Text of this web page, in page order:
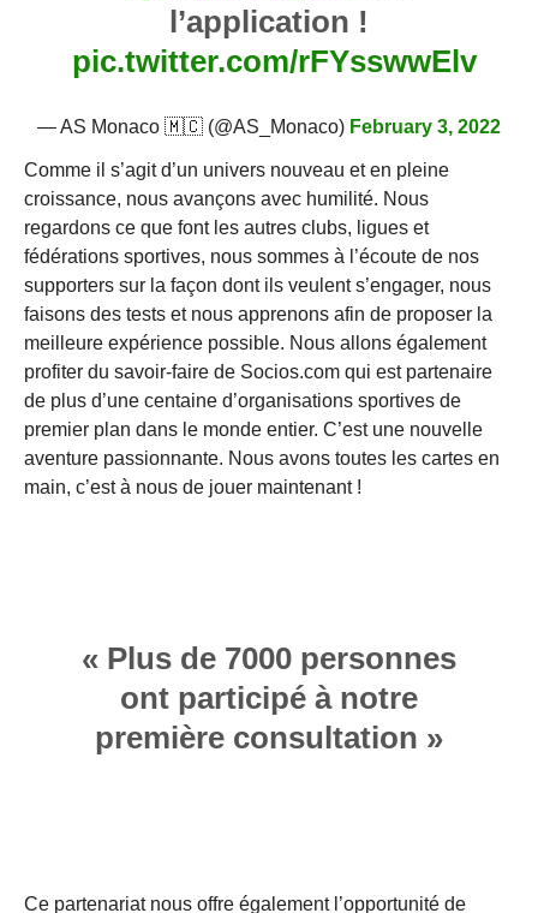
l’application !
pic.twitter.com/rFYsswwElv
— AS Monaco 🇲🇨 (@AS_Monaco) February 3, 2022
Comme il s’agit d’un univers nouveau et en pleine
croissance, nous avançons avec humilité. Nous
regardons ce que font les autres clubs, ligues et
fédérations sportives, nous sommes à l’écoute de nos
supporters sur la façon dont ils veulent s’engager, nous
faisons des tests et nous apprenons afin de proposer la
meilleure expérience possible. Nous allons également
profiter du savoir-faire de Socios.com qui est partenaire
de plus d’une centaine d’organisations sportives de
premier plan dans le monde entier. C’est une nouvelle
aventure passionnante. Nous avons toutes les cartes en
main, c’est à nous de jouer maintenant !
« Plus de 7000 personnes
ont participé à notre
première consultation »
Ce partenariat nous offre également l’opportunité de